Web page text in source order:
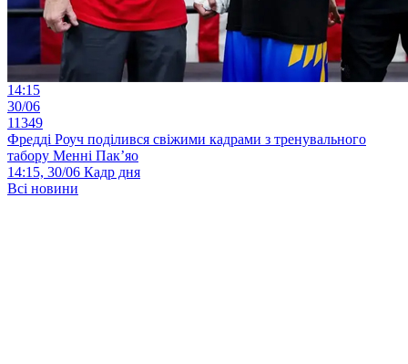
14:15
30/06
11349
Фредді Роуч поділився свіжими кадрами з тренувального
табору Менні Пак’яо
14:15, 30/06 Кадр дня
Всі новини